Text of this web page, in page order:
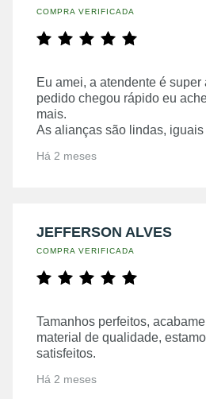
COMPRA VERIFICADA
Eu amei, a atendente é super
pedido chegou rápido eu
mais.
As alianças são lindas,
Há 2 meses
JEFFERSON ALVES
COMPRA VERIFICADA
Tamanhos perfeitos,
material de qualidade,
satisfeitos.
Há 2 meses